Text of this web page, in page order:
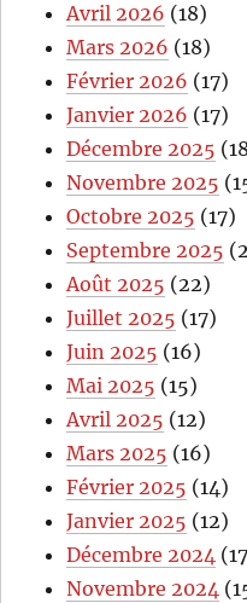
Avril 2026 (18)
Mars 2026 (18)
Février 2026 (17)
Janvier 2026 (17)
Décembre 2025
Novembre 2025
Octobre 2025 (17)
Septembre 2025
Août 2025 (22)
Juillet 2025 (17)
Juin 2025 (16)
Mai 2025 (15)
Avril 2025 (12)
Mars 2025 (16)
Février 2025 (14)
Janvier 2025 (12)
Décembre 2024
Novembre 2024